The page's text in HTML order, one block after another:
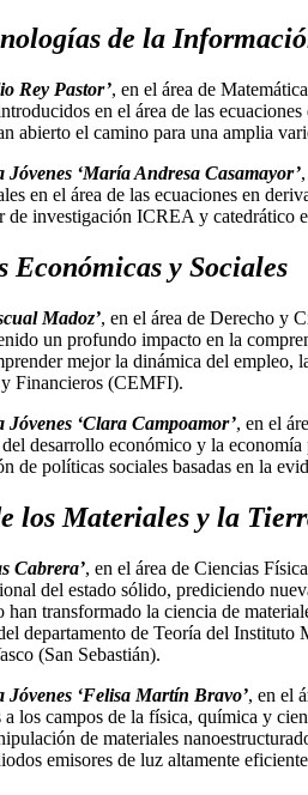
de la
Rey Pastor’, en el área de
en el área de las
abierto el camino para una amplia
‘María Andresa Casamayor’
en el área de las ecuaciones en
de investigación ICREA y
Económicas y Sociales
Madoz’, en el área de Derecho y
un profundo impacto en la
mejor la dinámica del
Financieros (CEMFI).
‘Clara Campoamor’, en el
del desarrollo económico y la
de políticas sociales basadas en la
los Materiales y la
Cabrera’, en el área de Ciencias
del estado sólido, prediciendo
transformado la ciencia de
departamento de Teoría del
(San Sebastián).
‘Felisa Martín Bravo’, en el
los campos de la física, química y
de materiales
emisores de luz altamente